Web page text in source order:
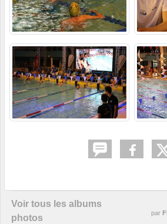
Voir tous les albums
photos
par